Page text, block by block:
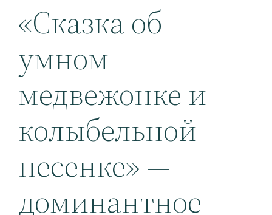
«Сказка об
умном
медвежонке и
колыбельной
песенке» —
доминантное